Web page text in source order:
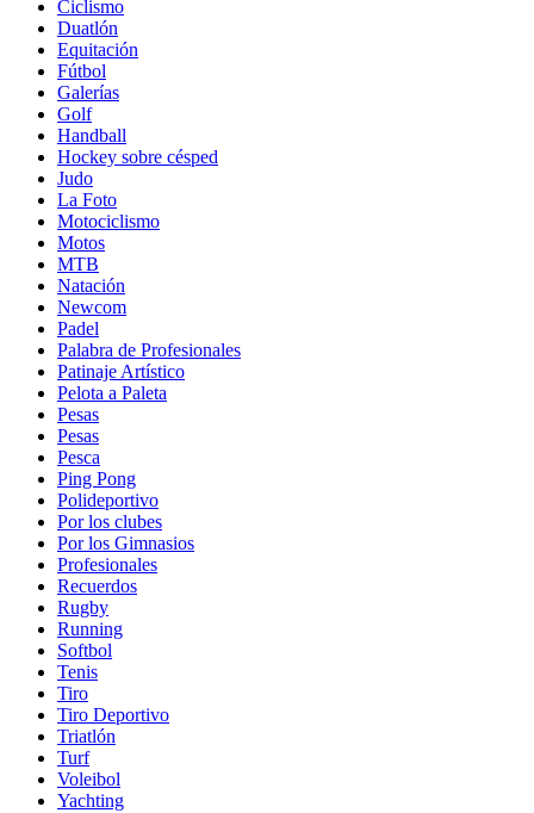
Ciclismo
Duatlón
Equitación
Fútbol
Galerías
Golf
Handball
Hockey sobre césped
Judo
La Foto
Motociclismo
Motos
MTB
Natación
Newcom
Padel
Palabra de Profesionales
Patinaje Artístico
Pelota a Paleta
Pesas
Pesas
Pesca
Ping Pong
Polideportivo
Por los clubes
Por los Gimnasios
Profesionales
Recuerdos
Rugby
Running
Softbol
Tenis
Tiro
Tiro Deportivo
Triatlón
Turf
Voleibol
Yachting